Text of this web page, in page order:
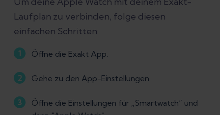
Laufplan zu verbinden, folge diesen
einfachen Schritten:
Öffne die Exakt App.
Gehe zu den App-Einstellungen.
Öffne die Einstellungen für „Smartwatch“ und